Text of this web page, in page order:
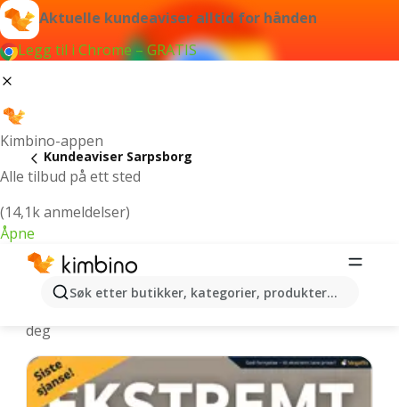
Aktuelle kundeaviser alltid for hånden
Legg til i Chrome – GRATIS
Kimbino-appen
Alle tilbud på ett sted
(14,1k anmeldelser)
Åpne
Søk etter butikker, kategorier, produkter...
Kundeaviser Sarpsborg
Sarpsborg - Nyeste kundeaviser
deg